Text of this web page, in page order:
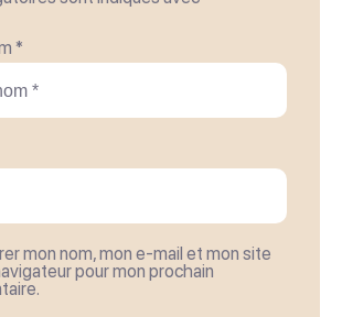
(pour un groupe de 20 à 31 personnes)
90 €
140 €
*
mon nom, mon e-mail et mon site
pour mon prochain